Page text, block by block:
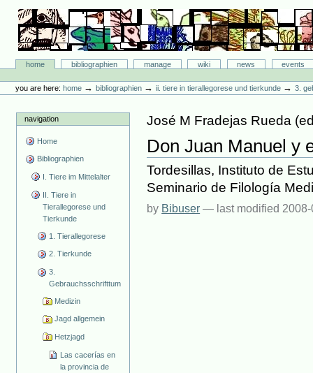
content.
navigation
Bibliographie-Portal
Sectionshome bibliographien manage wiki news
events
tools
you are here: home →bibliographien →ii. tiere in tierallegorese und tierkunde →3.
navigation
Home
Bibliographien
I. Tiere im Mittelalter
II. Tiere in
Tierallegorese und
Tierkunde
1. Tierallegorese
2. Tierkunde
3.
Gebrauchsschrifttum
Medizin
Jagd allgemein
Hetzjagd
Las cacerías en
la provincia de
José M Fradejas Rueda
Don Juan Manuel y
Tordesillas, Instituto de
Seminario de Filología
by Bibuser — last modified